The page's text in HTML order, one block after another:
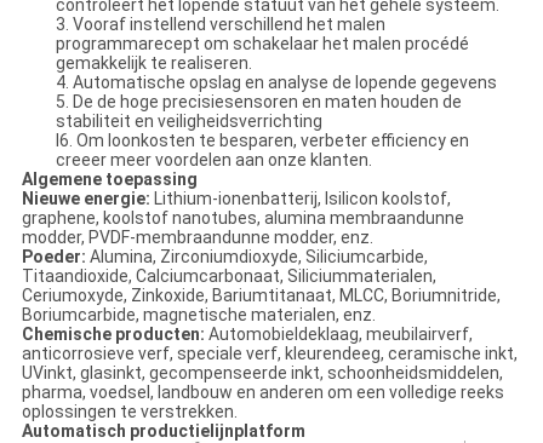
controleert het lopende statuut van het gehele systeem.
3. Vooraf instellend verschillend het malen
programmarecept om schakelaar het malen procédé
gemakkelijk te realiseren.
4. Automatische opslag en analyse de lopende gegevens
5. De de hoge precisiesensoren en maten houden de
stabiliteit en veiligheidsverrichting
l6. Om loonkosten te besparen, verbeter efficiency en
creeer meer voordelen aan onze klanten.
Algemene toepassing
Nieuwe energie: Lithium-ionenbatterij, lsilicon koolstof,
graphene, koolstof nanotubes, alumina membraandunne
modder, PVDF-membraandunne modder, enz.
Poeder: Alumina, Zirconiumdioxyde, Siliciumcarbide,
Titaandioxide, Calciumcarbonaat, Siliciummaterialen,
Ceriumoxyde, Zinkoxide, Bariumtitanaat, MLCC, Boriumnitride,
Boriumcarbide, magnetische materialen, enz.
Chemische producten: Automobieldeklaag, meubilairverf,
anticorrosieve verf, speciale verf, kleurendeeg, ceramische inkt,
UVinkt, glasinkt, gecompenseerde inkt, schoonheidsmiddelen,
pharma, voedsel, landbouw en anderen om een volledige reeks
oplossingen te verstrekken.
Automatisch productielijnplatform